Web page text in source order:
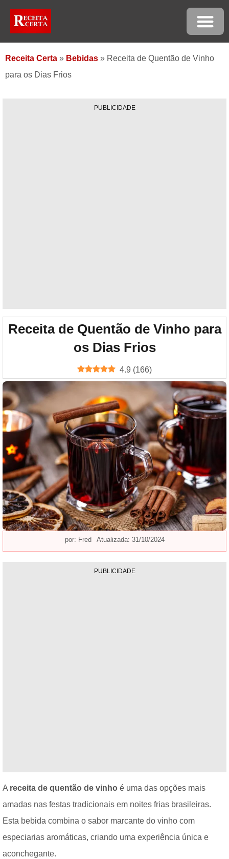
Receita Certa » Bebidas » Receita de Quentão de Vinho
para os Dias Frios
PUBLICIDADE
Receita de Quentão de Vinho para
os Dias Frios
4.9 (166)
por: Fred Atualizada: 31/10/2024
PUBLICIDADE
A receita de quentão de vinho é uma das opções mais
amadas nas festas tradicionais em noites frias brasileiras.
Esta bebida combina o sabor marcante do vinho com
especiarias aromáticas, criando uma experiência única e
aconchegante.